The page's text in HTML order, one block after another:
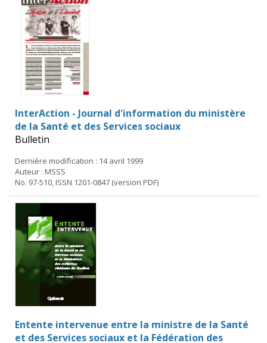
InterAction - Journal d'information du ministère
de la Santé et des Services sociaux
Bulletin
Dernière modification : 14 avril 1999
Auteur : MSSS
No. 97-510, ISSN 1201-0847 (version PDF)
Entente intervenue entre la ministre de la Santé
et des Services sociaux et la Fédération des